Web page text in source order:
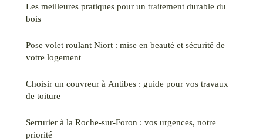
Les meilleures pratiques pour un traitement durable du
bois
Pose volet roulant Niort : mise en beauté et sécurité de
votre logement
Choisir un couvreur à Antibes : guide pour vos travaux
de toiture
Serrurier à la Roche-sur-Foron : vos urgences, notre
priorité